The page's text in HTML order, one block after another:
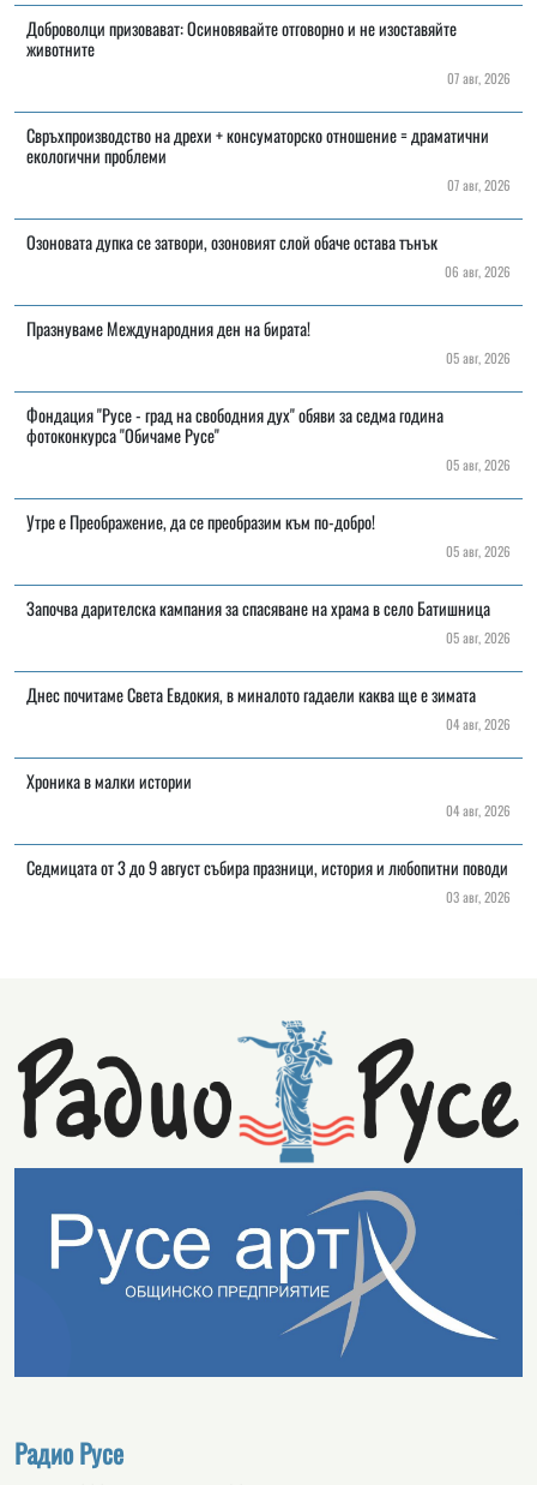
Доброволци призовават: Осиновявайте отговорно и не изоставяйте
животните
07 авг, 2026
Свръхпроизводство на дрехи + консуматорско отношение = драматични
екологични проблеми
07 авг, 2026
Озоновата дупка се затвори, озоновият слой обаче остава тънък
06 авг, 2026
Празнуваме Международния ден на бирата!
05 авг, 2026
Фондация "Русе - град на свободния дух" обяви за седма година
фотоконкурса "Обичаме Русе"
05 авг, 2026
Утре е Преображение, да се преобразим към по-добро!
05 авг, 2026
Започва дарителска кампания за спасяване на храма в село Батишница
05 авг, 2026
Днес почитаме Света Евдокия, в миналото гадаели каква ще е зимата
04 авг, 2026
Хроника в малки истории
04 авг, 2026
Седмицата от 3 до 9 август събира празници, история и любопитни поводи
03 авг, 2026
Радио Русе